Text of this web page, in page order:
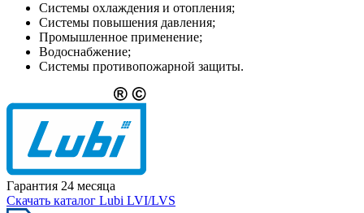
Системы охлаждения и отопления;
Системы повышения давления;
Промышленное применение;
Водоснабжение;
Системы противопожарной защиты.
Гарантия 24 месяца
Скачать каталог Lubi LVI/LVS